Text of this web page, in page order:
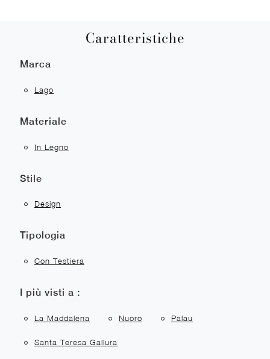
Caratteristiche
Marca
Lago
Materiale
In Legno
Stile
Design
Tipologia
Con Testiera
I più visti a :
La Maddalena Nuoro Palau
Santa Teresa Gallura